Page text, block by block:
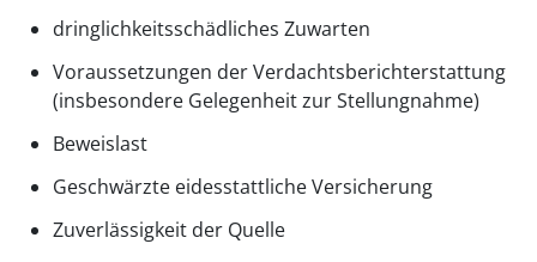
dringlichkeitsschädliches Zuwarten
Voraussetzungen der Verdachtsberichterstattung
(insbesondere Gelegenheit zur Stellungnahme)
Beweislast
Geschwärzte eidesstattliche Versicherung
Zuverlässigkeit der Quelle